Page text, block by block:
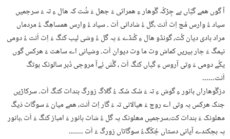
آ گوں ھمے گپّاں بے چِڑکّہ گْوھار ءِ ھمرائی ءَ جھل ءَ شُت کہ ھال ءِ تہ ءَ سرجمیں
سیاد ءُ وارس مُچ اِت اَنت ،گل ءُ شادانی اَت ۔ سیاد ءُ وارس ھمساھِگ ءُ مردماں
مراد بادی دیان کُت، گونڈو ھال ءِ کُنڈے ءَ پہ گل ءُ وشی لیب کنگ ءَ اِت اَنت ءُ دومی
نیمگ ءَ چار پیریں کماش وت ما وت دیوان اَت۔ وشیانی اے ساھت ءَ ھرکس گوں
یکّے دومی ءَ وتی آروس ءِ گپاں کنگ اَت ، گُش ئےآ مروچی دُبر سالونک بوتگ
اَنت۔۔۔۔۔۔
دزگْوھاراں بانور ءِ گوش ءِ تہ ءَ سُک سُک ءُ گلاگ زورگ بندات کتگ اَت۔ سرکاڑیں
جنک ھرکس پہ وتی اے روچ ءَ ھیالانی تہ ءَ گار اِت اَنت، ھمے میان ءَ سوگات دَیگ
مھلونک ءَ بندات کت،سرجمیں مھلونک پہ گل ءُ شات بانور ءَ امباز کنگ ءَ اَت ،بانور
پہ بچکندے آیانی دستاں چُکّگءُ سوگاتاں زورگ ءَ اَت ۔۔۔۔۔۔۔